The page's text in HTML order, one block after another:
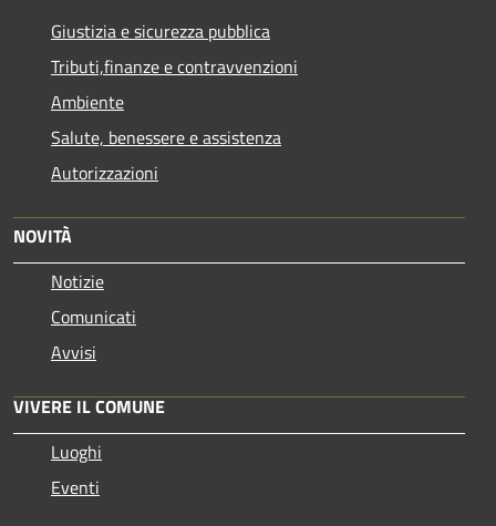
Giustizia e sicurezza pubblica
Tributi,finanze e contravvenzioni
Ambiente
Salute, benessere e assistenza
Autorizzazioni
NOVITÀ
Notizie
Comunicati
Avvisi
VIVERE IL COMUNE
Luoghi
Eventi